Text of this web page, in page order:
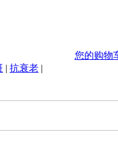
您的购物
| 抗衰老 |